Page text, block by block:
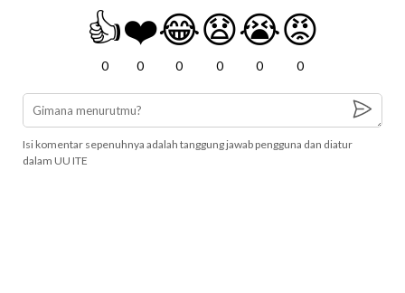
👍
0
❤️
0
😂
0
😧
0
😭
0
😡
0
Isi komentar sepenuhnya adalah tanggung jawab pengguna dan diatur
dalam UU ITE